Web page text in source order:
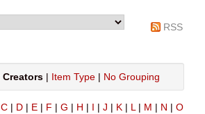
RSS
Creators | Item Type | No Grouping
C | D | E | F | G | H | I | J | K | L | M | N | O